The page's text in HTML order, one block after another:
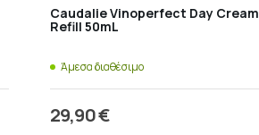
Caudalie Vinoperfect Day Cream
Refill 50mL
Άμεσα διαθέσιμο
29,90€